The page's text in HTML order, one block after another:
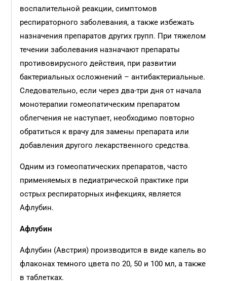
воспалительной реакции, симптомов
респираторного заболевания, а также избежать
назначения препаратов других групп. При тяжелом
течении заболевания назначают препараты
противовирусного действия, при развитии
бактериальных осложнений – антибактериальные.
Следовательно, если через два-три дня от начала
монотерапии гомеопатическим препаратом
облегчения не наступает, необходимо повторно
обратиться к врачу для замены препарата или
добавления другого лекарственного средства.
Одним из гомеопатических препаратов, часто
применяемых в педиатрической практике при
острых респираторных инфекциях, является
Афлубин.
Афлубин
Афлубин (Австрия) производится в виде капель во
флаконах темного цвета по 20, 50 и 100 мл, а также
в таблетках.